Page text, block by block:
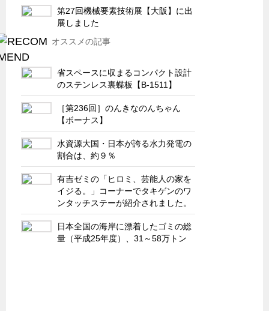
サーバーラック・エンクロジャー
特装車・バス・トラック関連
フリーザー・フードマシナリー関連
自動販売機・自動改札機関連
鉄道車両・駅舎関連
CATEGORY 連載
営業、丸ごとフカボリ
新製品開発最前線
Before After
旬の野菜とタキゲン製品
PICK UP NEWS
第27回機械要素技術展【大阪】に出
展しました
オススメの記事
省スペースに収まるコンパクト設計
のステンレス裏蝶板【B-1511】
［第236回］のんきなのんちゃん
【ボーナス】
水資源大国・日本が誇る水力発電の
割合は、約９％
有吉ゼミの「ヒロミ、芸能人の家を
イジる。」コーナーでタキゲンのワ
ンタッチステーが紹介されました。
日本全国の海岸に漂着したゴミの総
量（平成25年度）、31～58万トン